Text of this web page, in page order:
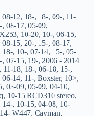
08-12, 18-, 18-, 09-, 11-
, 08-17, 05-09,
, 10-20, 10-, 06-15,
08-15, 20-, 15-, 08-17,
18-, 10-, 07-14, 15-, 05-
, 07-15, 19-, 2006 - 2014
11-18, 18-, 06-18, 15-,
06-14, 11-, Boxster, 10>,
, 03-09, 05-09, 04-10,
, 10-15 RCD310 stereo,
14-, 10-15, 04-08, 10-
W447, Cayman,